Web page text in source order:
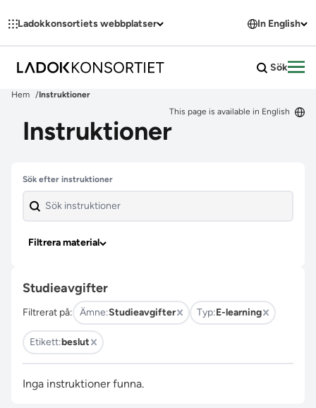
Ladokkonsortiets webbplatser In English
Sök
Hem
Instruktioner
This page is available in English
Instruktioner
Hoppa över filter
Sök efter instruktioner
Filtrera material
Studieavgifter
Filtrerat på: Ämne:Studieavgifter Typ:E-learning
Etikett:beslut
Inga instruktioner funna.